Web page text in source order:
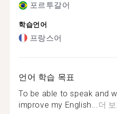
포르투갈어
학습언어
프랑스어
언어 학습 목표
To be able to speak and
improve my English... 더